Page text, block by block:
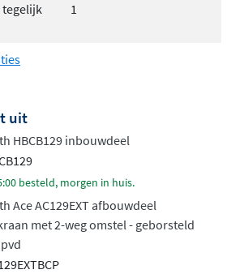
of een veelzijdige 3-standen
op een vaste
een praktische glijstang voor in
douchen
Hotbath Ace-collectiestaat deze
en een verfijnd, slank design.
aantrekkelijk geprijsd alternatief
reeks. Deze set biedt niet
tegelijk
1
uit
HBCB129 inbouwdeel
besteld, morgen in huis.
Ace AC129EXT afbouwdeel
met 2-weg omstel - geborsteld